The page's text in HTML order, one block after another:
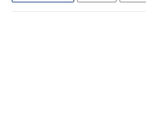
Лондон
США Меган